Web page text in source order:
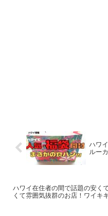
ハワ
ルー
ハワイ在住者の間で話題の安く
くて雰囲気抜群のお店！ワイキ